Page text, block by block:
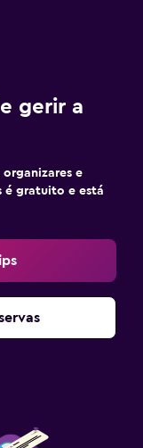
gerir a
organizares e
é gratuito e está